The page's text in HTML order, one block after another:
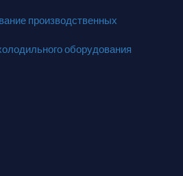
производственных
оборудования